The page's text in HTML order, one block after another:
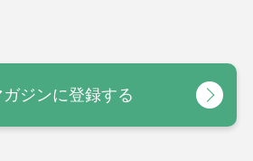
ガジンに登録する